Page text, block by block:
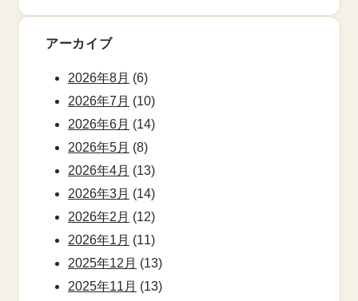
アーカイブ
2026年8月 (6)
2026年7月 (10)
2026年6月 (14)
2026年5月 (8)
2026年4月 (13)
2026年3月 (14)
2026年2月 (12)
2026年1月 (11)
2025年12月 (13)
2025年11月 (13)